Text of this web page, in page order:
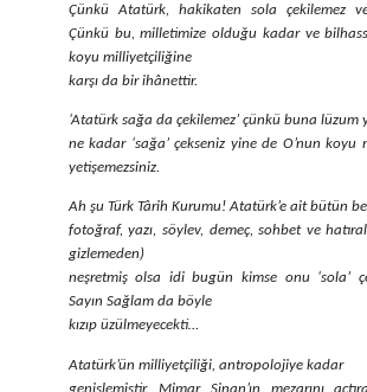
Çünkü Atatürk, hakikaten sola çekilemez
Çünkü bu, milletimize olduğu kadar ve
koyu milliyetçiliğine
karşı da bir ihânettir.
‘Atatürk sağa da çekilemez’ çünkü buna lüzum
ne kadar ‘sağa’ çekseniz yine de O’nun koyu
yetişemezsiniz.
Ah şu Türk Târih Kurumu! Atatürk’e ait bütün
fotoğraf, yazı, söylev, demeç, sohbet ve
gizlemeden)
neşretmiş olsa idi bugün kimse onu ‘sola’
Sayın Sağlam da böyle
kızıp üzülmeyecekti…
Atatürk’ün milliyetçiliği, antropolojiye kadar
genişlemiştir. Mimar Sinan’ın mezarını